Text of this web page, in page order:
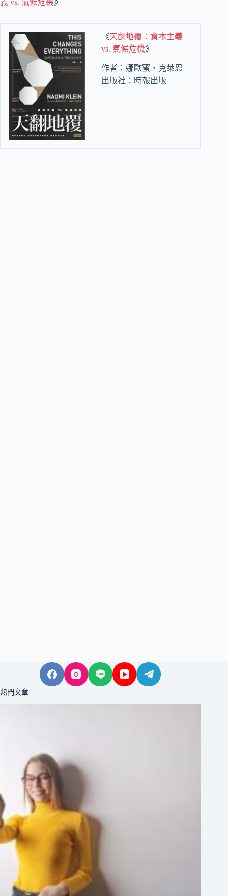
《天翻地覆：資本主義
vs. 氣候危機》
作者：娜歐蜜‧克萊恩
出版社：時報出版
熱門文章